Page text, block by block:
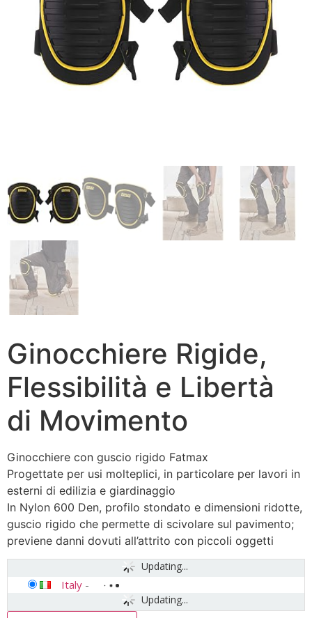
Ginocchiere Rigide,
Flessibilità e Libertà
di Movimento
Ginocchiere con guscio rigido Fatmax
Progettate per usi molteplici, in particolare per lavori in
esterni di edilizia e giardinaggio
In Nylon 600 Den, profilo stondato e dimensioni ridotte,
guscio rigido che permette di scivolare sul pavimento;
previene danni dovuti all’attrito con piccoli oggetti
Updating...
Updating...
Italy -